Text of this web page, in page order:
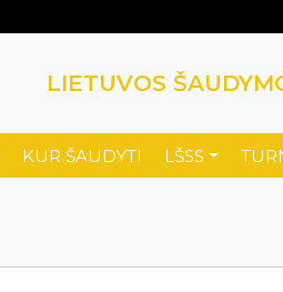
LIETUVOS
KUR ŠAUDYTI LŠSS